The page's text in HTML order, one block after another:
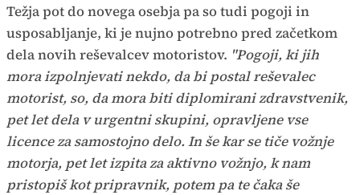
Težja pot do novega osebja pa so tudi pogoji in
usposabljanje, ki je nujno potrebno pred začetkom
dela novih reševalcev motoristov. "Pogoji, ki jih
mora izpolnjevati nekdo, da bi postal reševalec
motorist, so, da mora biti diplomirani zdravstvenik,
pet let dela v urgentni skupini, opravljene vse
licence za samostojno delo. In še kar se tiče vožnje
motorja, pet let izpita za aktivno vožnjo, k nam
pristopiš kot pripravnik, potem pa te čaka še